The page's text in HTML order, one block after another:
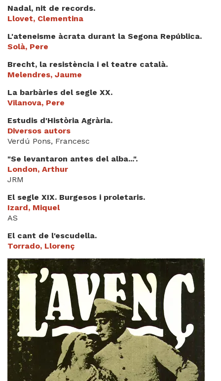
Nadal, nit de records.
Llovet, Clementina
L'ateneisme àcrata durant la Segona República.
Solà, Pere
Brecht, la resistència i el teatre català.
Melendres, Jaume
La barbàries del segle XX.
Vilanova, Pere
Estudis d'Història Agrària.
Diversos autors
Verdú Pons, Francesc
"Se levantaron antes del alba...".
London, Arthur
JRM
El segle XIX. Burgesos i proletaris.
Izard, Miquel
AS
El cant de l'escudella.
Torrado, Llorenç